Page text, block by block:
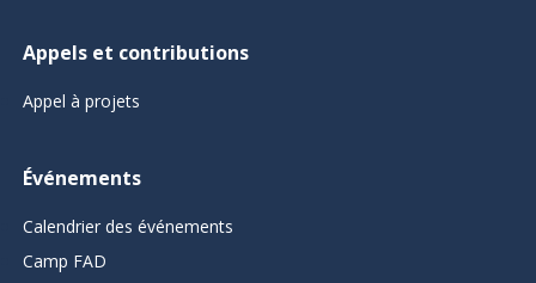
Appels et contributions
Appel à projets
Événements
Calendrier des événements
Camp FAD